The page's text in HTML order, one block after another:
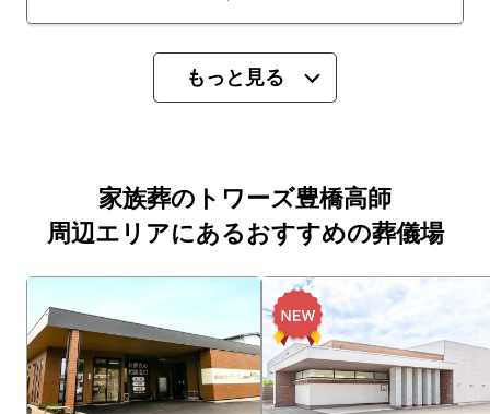
もっと見る
家族葬のトワーズ豊橋高師
周辺エリアにあるおすすめの葬儀場